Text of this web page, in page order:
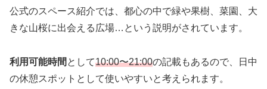
公式のスペース紹介では、都心の中で緑や果樹、菜園、大
きな山桜に出会える広場…という説明がされています。
利用可能時間 として10:00〜21:00の記載もあるので、日中
の休憩スポットとして使いやすいと考えられます。